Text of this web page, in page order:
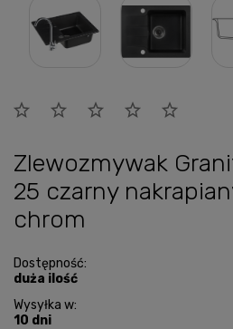
Zlewozmywak
25 czarny
chrom
Dostępność:
duża ilość
Wysyłka w:
10 dni